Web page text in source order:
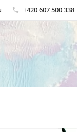
+420 607 500 338